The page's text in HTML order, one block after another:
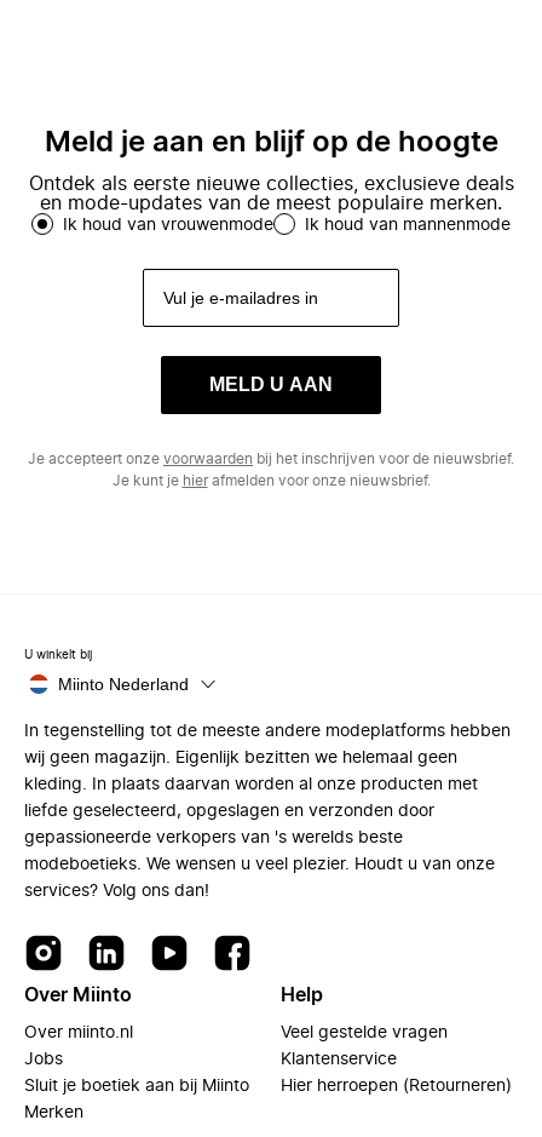
Meld je aan en blijf op de hoogte
Ontdek als eerste nieuwe collecties, exclusieve deals
en mode-updates van de meest populaire merken.
Ik houd van vrouwenmode Ik houd van mannenmode
MELD U AAN
Je accepteert onze voorwaarden bij het inschrijven voor de nieuwsbrief.
Je kunt je hierafmelden voor onze nieuwsbrief.
U winkelt bij
Miinto Nederland
In tegenstelling tot de meeste andere modeplatforms hebben
wij geen magazijn. Eigenlijk bezitten we helemaal geen
kleding. In plaats daarvan worden al onze producten met
liefde geselecteerd, opgeslagen en verzonden door
gepassioneerde verkopers van 's werelds beste
modeboetieks. We wensen u veel plezier. Houdt u van onze
services? Volg ons dan!
Over Miinto
Over miinto.nl
Jobs
Sluit je boetiek aan bij Miinto
Merken
Help
Veel gestelde vragen
Klantenservice
Hier herroepen (Retourneren)